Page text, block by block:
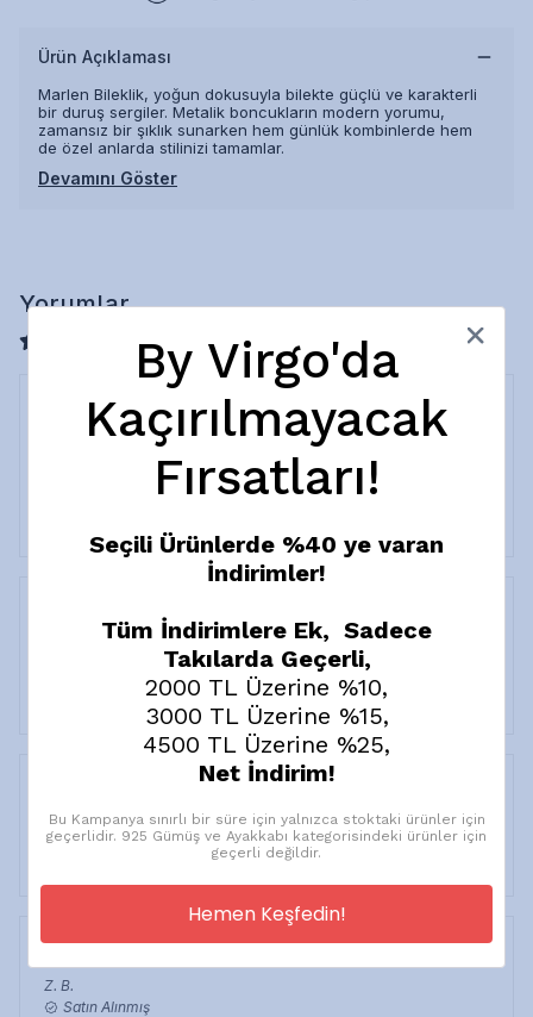
Ürün Açıklaması
Marlen Bileklik, yoğun dokusuyla bilekte güçlü ve karakterli
bir duruş sergiler. Metalik boncukların modern yorumu,
zamansız bir şıklık sunarken hem günlük kombinlerde hem
de özel anlarda stilinizi tamamlar.
Devamını Göster
Yorumlar
9 değerlendirmeye göre
Boyları cok uzun tekrardan masraf gerektiriyor,modelin
Çok beğendim.Çok şık.Hediyeniz içinde çok teşekkürler.
s. k.
Satın Alınmış
Z. B.
Satın Alınmış
By Virgo'da
Kaçırılmayacak
Fırsatları!
Seçili Ürünlerde %40 ye varan
İndirimler!
Tüm İndirimlere Ek, Sadece
Takılarda Geçerli,
2000 TL Üzerine %10,
3000 TL Üzerine %15,
4500 TL Üzerine %25,
Net İndirim!
Bu Kampanya sınırlı bir süre için yalnızca stoktaki ürünler için
geçerlidir. 925 Gümüş ve Ayakkabı kategorisindeki ürünler için
geçerli değildir.
Hemen Keşfedin!